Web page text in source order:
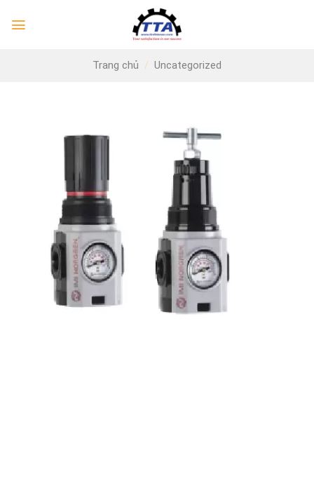
Trang chủ / Uncategorized